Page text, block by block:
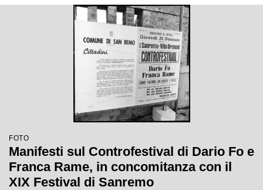
FOTO
Manifesti sul Controfestival di Dario Fo e
Franca Rame, in concomitanza con il
XIX Festival di Sanremo